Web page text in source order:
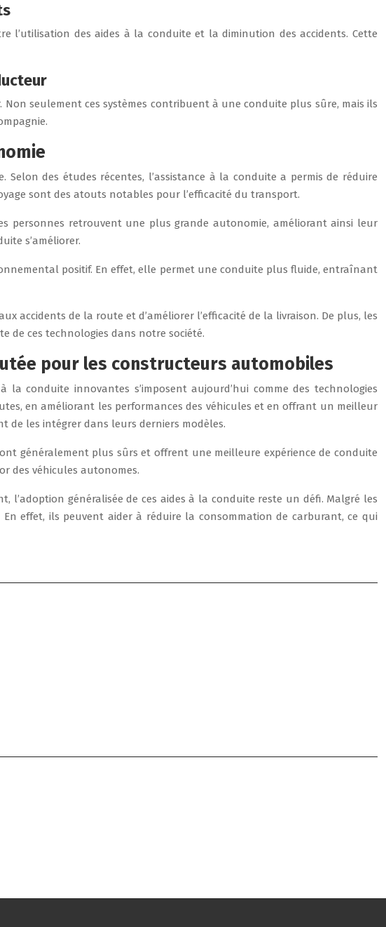
l’utilisation des aides à la conduite et la diminution des accidents. Cette
seulement ces systèmes contribuent à une conduite plus sûre, mais ils
des études récentes, l’assistance à la conduite a permis de réduire
sont des atouts notables pour l’efficacité du transport.
personnes retrouvent une plus grande autonomie, améliorant ainsi leur
s’améliorer.
positif. En effet, elle permet une conduite plus fluide, entraînant
accidents de la route et d’améliorer l’efficacité de la livraison. De plus, les
de ces technologies dans notre société.
pour les constructeurs automobiles
conduite innovantes s’imposent aujourd’hui comme des technologies
en améliorant les performances des véhicules et en offrant un meilleur
de les intégrer dans leurs derniers modèles.
généralement plus sûrs et offrent une meilleure expérience de conduite
des véhicules autonomes.
généralisée de ces aides à la conduite reste un défi. Malgré les
effet, ils peuvent aider à réduire la consommation de carburant, ce qui